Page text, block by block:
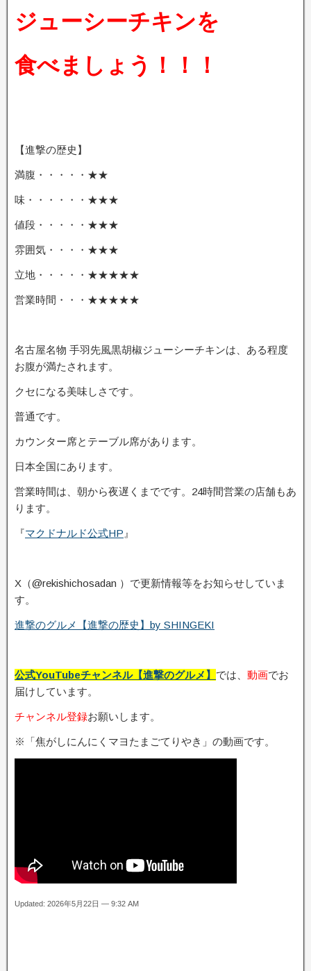
ジューシーチキンを
食べましょう！！！
【進撃の歴史】
満腹・・・・・★★
味・・・・・・★★★
値段・・・・・★★★
雰囲気・・・・★★★
立地・・・・・★★★★★
営業時間・・・★★★★★
名古屋名物 手羽先風黒胡椒ジューシーチキンは、ある程度
お腹が満たされます。
クセになる美味しさです。
普通です。
カウンター席とテーブル席があります。
日本全国にあります。
営業時間は、朝から夜遅くまでです。24時間営業の店舗もあ
ります。
『マクドナルド公式HP 』
X（@rekishichosadan ）で更新情報等をお知らせしていま
す。
進撃のグルメ【進撃の歴史】by SHINGEKI
公式YouTubeチャンネル【進撃のグルメ】 では、 動画でお
届けしています。
チャンネル登録お願いします。
※「焦がしにんにくマヨたまごてりやき」の動画です。
Updated: 2026年5月22日 — 9:32 AM